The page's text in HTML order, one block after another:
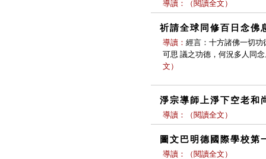
導讀： （ 閱讀全文 ）
祈請全球同修百日念佛
導讀： 經言：十方諸佛一切
可思 議之功德，何況多人同
文 ）
淨宗導師上淨下空老和
導讀： （ 閱讀全文 ）
圖文巴明德國際學校第
導讀： （ 閱讀全文 ）